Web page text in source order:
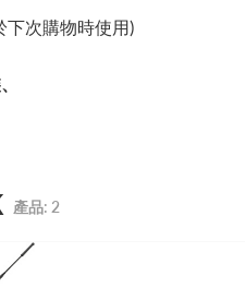
下次購物時使用)
產品: 2